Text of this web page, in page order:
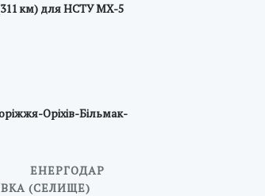
км) для НСТУ МХ-5
Оріхів-Більмак-
ЕНЕРГОДАР
(СЕЛИЩЕ)